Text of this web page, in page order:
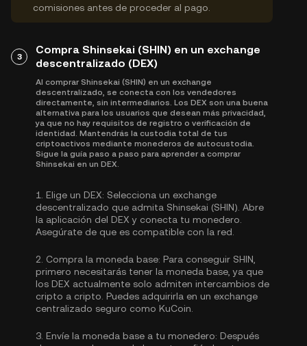
comisiones antes de proceder al pago.
3
Compra Shinsekai (SHIN) en un exchange
descentralizado (DEX)
Al comprar Shinsekai (SHIN) en un exchange
descentralizado, se conecta con los vendedores
directamente, sin intermediarios. Los DEX son una buena
alternativa para los usuarios que desean más privacidad,
ya que no hay requisitos de registro o verificación de
identidad. Mantendrás la custodia total de tus
criptoactivos mediante monederos de autocustodia.
Sigue la guía paso a paso para aprender a comprar
Shinsekai en un DEX.
1. Elige un DEX: Selecciona un exchange
descentralizado que admita Shinsekai (SHIN). Abre
la aplicación del DEX y conecta tu monedero.
Asegúrate de que es compatible con la red.
2. Compra la moneda base: Para conseguir SHIN,
primero necesitarás tener la moneda base, ya que
los DEX actualmente solo admiten intercambios de
cripto a cripto. Puedes adquirirla en un exchange
centralizado seguro como KuCoin.
3. Envíe la moneda base a tu monedero: Después